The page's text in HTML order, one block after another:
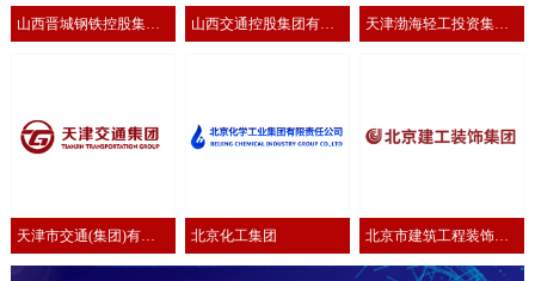
山西晋城钢铁控股集团 山西交通控股集团有限 天津渤海轻工投资集团
天津市交通(集团)有限
公司
北京化工集团 北京市建筑工程装饰集
团有限公司